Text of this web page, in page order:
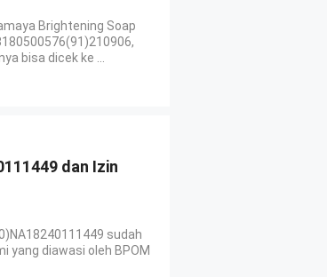
Brightening Soap
bisa dicek ke ...
dan Izin
sudah
yang diawasi oleh BPOM